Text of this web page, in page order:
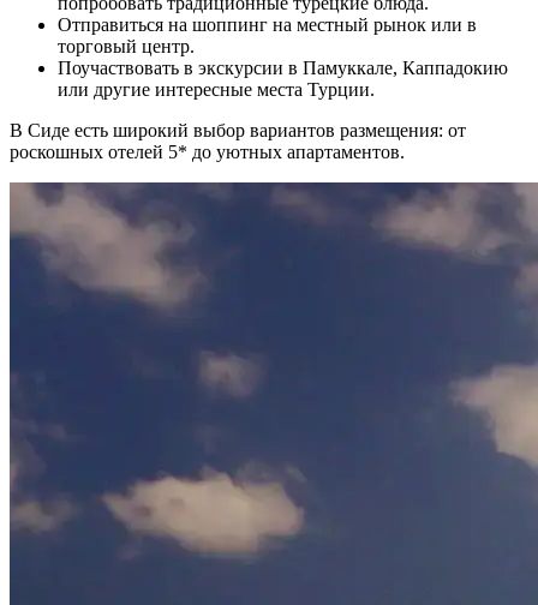
Отправиться на шоппинг на местный рынок или в
торговый центр.
Поучаствовать в экскурсии в Памуккале, Каппадокию
или другие интересные места Турции.
В Сиде есть широкий выбор вариантов размещения: от
роскошных отелей 5* до уютных апартаментов.